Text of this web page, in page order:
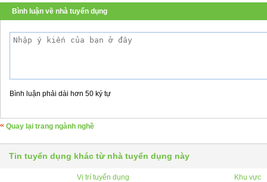
Bình luận về nhà tuyển dụng
Bình luận phải dài hơn 50 ký tự
Quay lại trang ngành nghề
Tin tuyển dụng khác từ nhà tuyển dụng này
Vị trí tuyển dụng Khu vực